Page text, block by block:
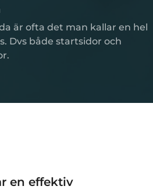
är ofta det man kallar en hel
Dvs både startsidor och
en effektiv